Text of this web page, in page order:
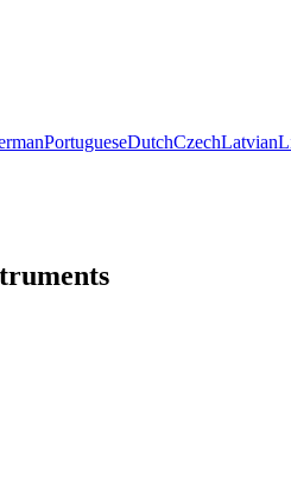
PortugueseDutchCzechLatvian